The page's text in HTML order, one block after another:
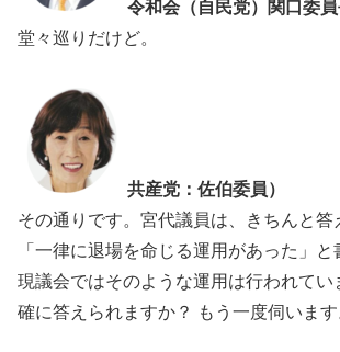
令和会（自民党）関口委員
堂々巡りだけど。
共産党：佐伯委員）
その通りです。宮代議員は、きちんと答
「一律に退場を命じる運用があった」と
現議会ではそのような運用は行われてい
確に答えられますか？ もう一度伺います